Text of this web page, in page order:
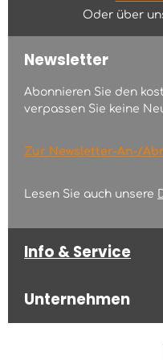
Oder über
Newsletter
Abonnieren Sie den
verpassen Sie keine
Zur Newsletter-An-/
Lesen Sie auch unsere
Info & Service
Unternehmen